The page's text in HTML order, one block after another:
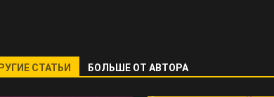
СТАТЬИ БОЛЬШЕ ОТ АВТОРА